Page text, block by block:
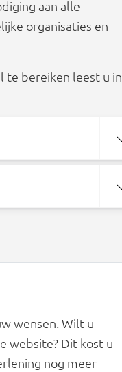
aan alle
organisaties en
te bereiken leest u in
wensen. Wilt u
website? Dit kost u
nog meer